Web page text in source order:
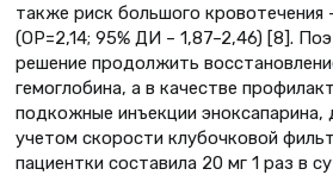
также риск большого кровотечения
(ОР=2,14; 95% ДИ – 1,87–2,46) [8].
решение продолжить
гемоглобина, а в качестве
подкожные инъекции эноксапарина,
учетом скорости клубочковой
пациентки составила 20 мг 1 раз в